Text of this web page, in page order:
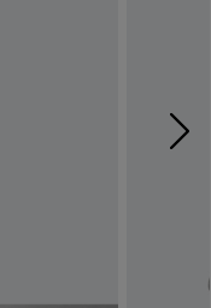
す。
ご覧いただけます。